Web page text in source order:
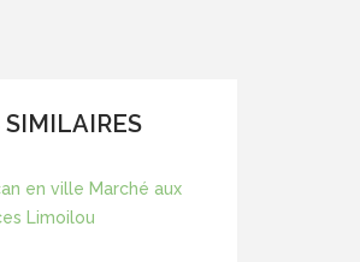
SIMILAIRES
en ville Marché aux
Limoilou